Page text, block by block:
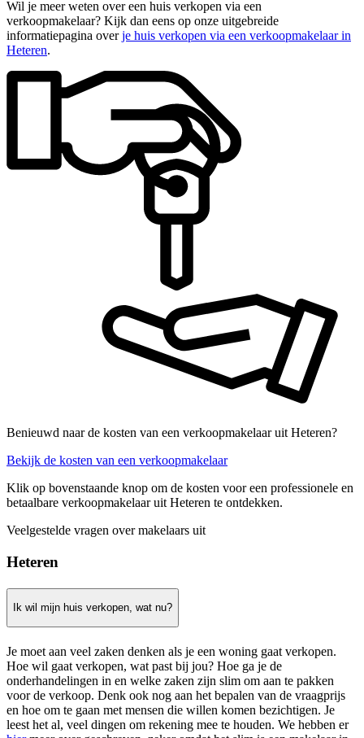
Wil je meer weten over een huis verkopen via een
verkoopmakelaar? Kijk dan eens op onze uitgebreide
informatiepagina overje huis verkopen via een verkoopmakelaar in
Heteren.
Benieuwd naar de kosten van een verkoopmakelaar uit Heteren?
Bekijk de kosten van een verkoopmakelaar
Klik op bovenstaande knop om de kosten voor een professionele en
betaalbare verkoopmakelaar uit Heteren te ontdekken.
Veelgestelde vragen over makelaars uit
Heteren
Ik wil mijn huis verkopen, wat nu?
Je moet aan veel zaken denken als je een woning gaat verkopen.
Hoe wil gaat verkopen, wat past bij jou? Hoe ga je de
onderhandelingen in en welke zaken zijn slim om aan te pakken
voor de verkoop. Denk ook nog aan het bepalen van de vraagprijs
en hoe om te gaan met mensen die willen komen bezichtigen. Je
leest het al, veel dingen om rekening mee te houden. We hebben er